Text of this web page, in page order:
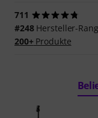
711
#248Hersteller-Rang
200+Produkte